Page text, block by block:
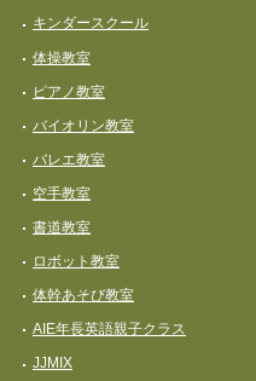
キンダースクール
体操教室
ピアノ教室
バイオリン教室
バレエ教室
空手教室
書道教室
ロボット教室
体幹あそび教室
AIE年長英語親子クラス
JJMIX